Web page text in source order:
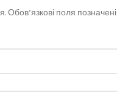
Обов’язкові поля позначені